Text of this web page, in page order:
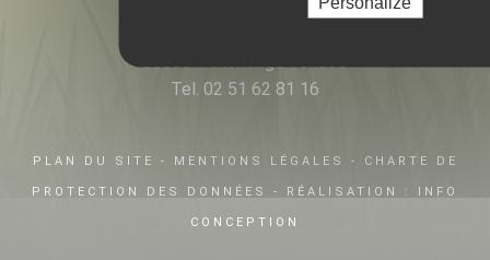
Tel. 02 51 62 81 16
PLAN DU SITE - MENTIONS LÉGALES - CHARTE DE
PROTECTION DES DONNÉES - RÉALISATION : INFO
CONCEPTION